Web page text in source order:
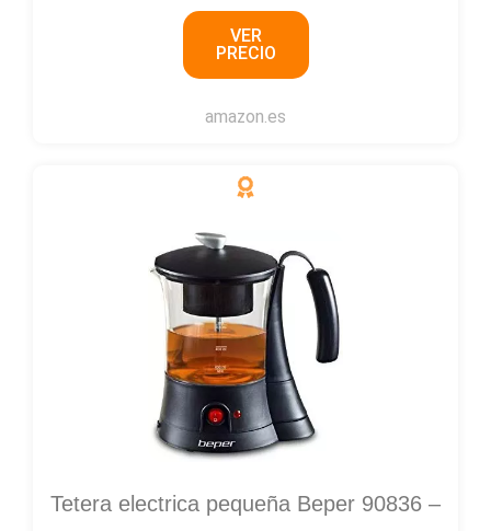
VER
PRECIO
amazon.es
Tetera electrica pequeña Beper 90836 –